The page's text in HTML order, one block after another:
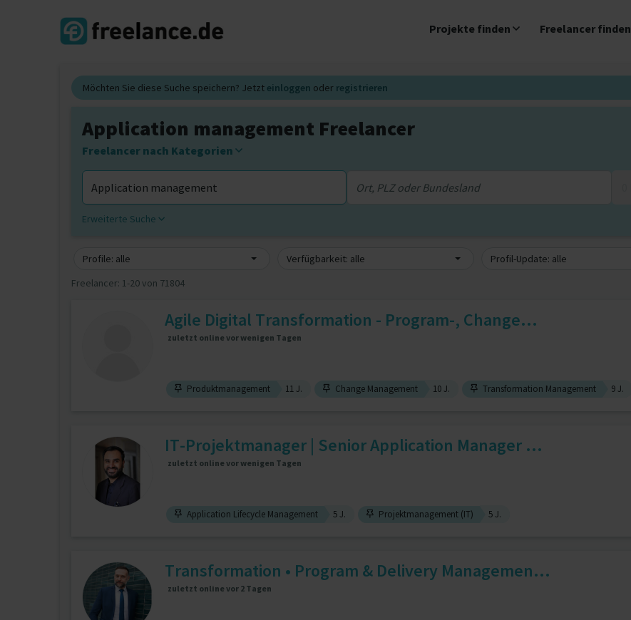
Projekte finden Freelancer finden
Möchten Sie diese Suche speichern? Jetzt einloggen oder registrieren
Application management Freelancer
Freelancer nach Kategorien
Erweiterte Suche
Profile: alle Verfügbarkeit: alle Profil-Update: alle
Freelancer: 1-20 von 71804
Agile Digital Transformation - Program-, Change...
zuletzt online vor wenigen Tagen
Produktmanagement 11 J. Change Management 10 J. Transformation Management 9 J.
IT-Projektmanager | Senior Application Manager ...
zuletzt online vor wenigen Tagen
Application Lifecycle Management 5 J. Projektmanagement (IT) 5 J.
Transformation • Program & Delivery Managemen...
zuletzt online vor 2 Tagen